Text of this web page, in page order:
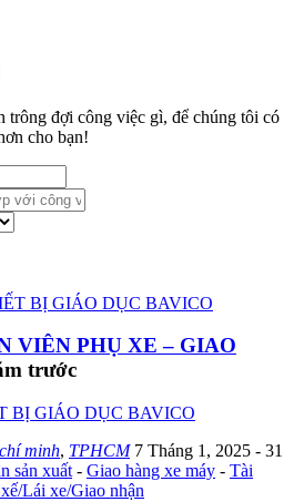
trông đợi công việc gì, để chúng tôi có
cho bạn!
VIÊN PHỤ XE – GIAO
trước
BỊ GIÁO DỤC BAVICO
minh, TPHCM 7 Tháng 1, 2025 - 31
sản xuất - Giao hàng xe máy - Tài
Lái xe/Giao nhận